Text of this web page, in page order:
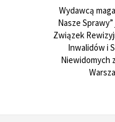
Wydawcą
Nasze
Związek
Inwalidów i
Niewidomych